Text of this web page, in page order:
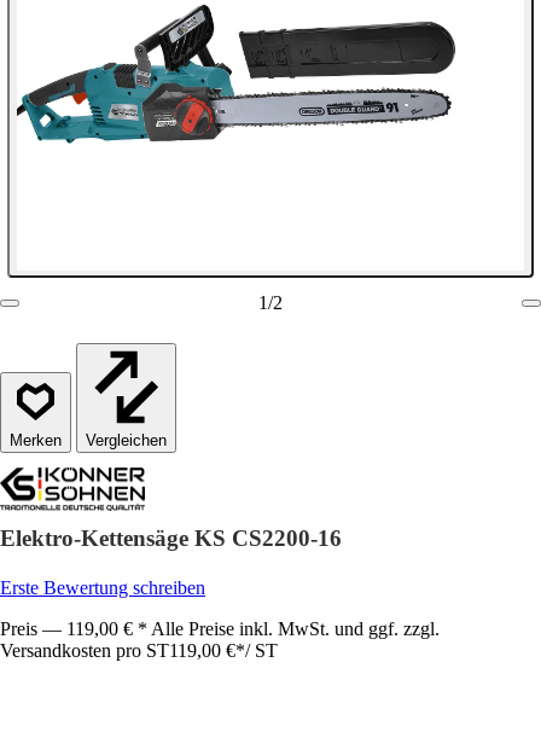
1/2
Vergleichen
Elektro-Kettensäge KS CS2200-16
Erste Bewertung schreiben
Preis — 119,00 € * Alle Preise inkl. MwSt. und ggf. zzgl.
Versandkosten pro ST119,00 €*/ ST